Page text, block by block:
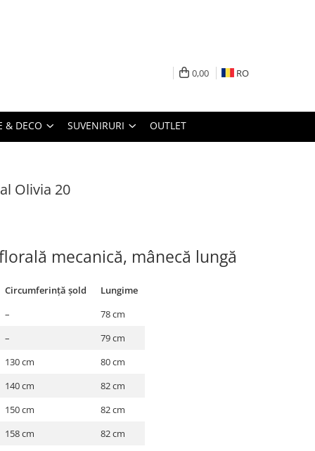
0,00 RO
& DECO SUVENIRURI OUTLET
Olivia 20
mecanică, mânecă lungă
Circumferință șold
Lungime
–
78 cm
–
79 cm
130 cm
80 cm
140 cm
82 cm
150 cm
82 cm
158 cm
82 cm